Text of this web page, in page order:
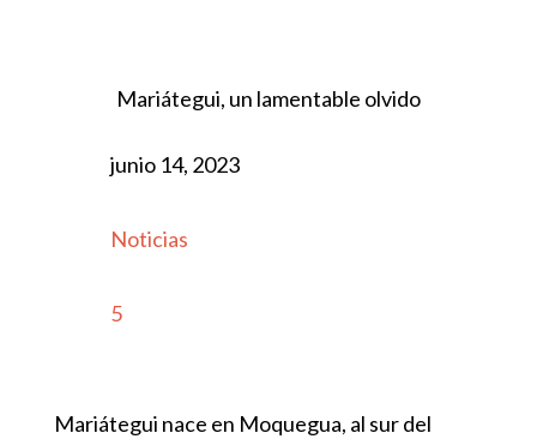
Mariátegui, un lamentable olvido
junio 14, 2023
Noticias
5
Mariátegui nace en Moquegua, al sur del